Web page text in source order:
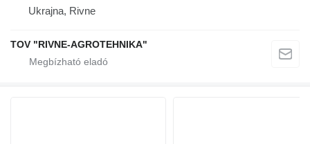
Ukrajna, Rivne
TOV "RIVNE-AGROTEHNIKA"